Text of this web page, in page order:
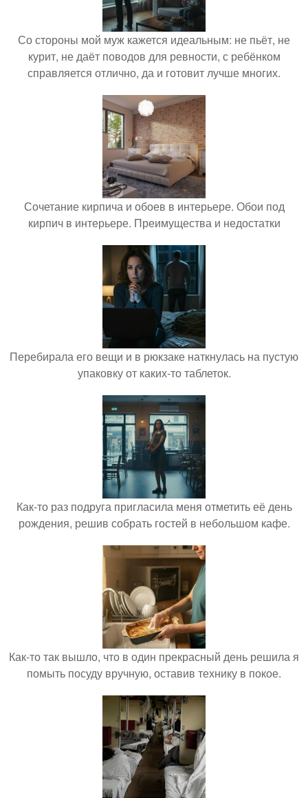
Со стороны мой муж кажется идеальным: не пьёт, не
курит, не даёт поводов для ревности, с ребёнком
справляется отлично, да и готовит лучше многих.
Сочетание кирпича и обоев в интерьере. Обои под
кирпич в интерьере. Преимущества и недостатки
Перебирала его вещи и в рюкзаке наткнулась на пустую
упаковку от каких-то таблеток.
Как-то раз подруга пригласила меня отметить её день
рождения, решив собрать гостей в небольшом кафе.
Как-то так вышло, что в один прекрасный день решила я
помыть посуду вручную, оставив технику в покое.